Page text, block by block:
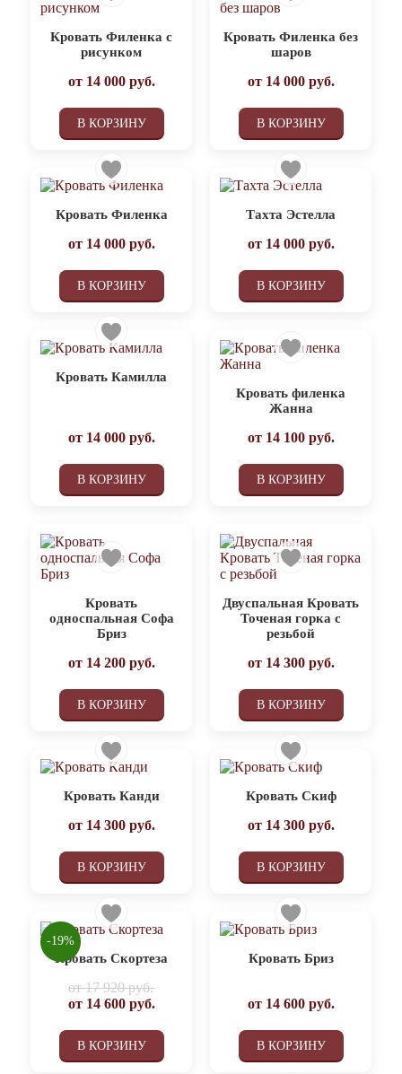
Кровать Филенка с
рисунком
от 14 000руб.
В КОРЗИНУ
Кровать Филенка без
шаров
от 14 000руб.
В КОРЗИНУ
Кровать Филенка
от 14 000руб.
В КОРЗИНУ
Тахта Эстелла
от 14 000руб.
В КОРЗИНУ
Кровать Камилла
от 14 000руб.
В КОРЗИНУ
Кровать филенка
Жанна
от 14 100руб.
В КОРЗИНУ
Кровать
односпальная Софа
Бриз
от 14 200руб.
В КОРЗИНУ
Двуспальная Кровать
Точеная горка с
резьбой
от 14 300руб.
В КОРЗИНУ
Кровать Канди
от 14 300руб.
В КОРЗИНУ
Кровать Скиф
от 14 300руб.
В КОРЗИНУ
Кровать Скортеза
от17 920 руб.
от 14 600руб.
В КОРЗИНУ
-19%
Кровать Бриз
от 14 600руб.
В КОРЗИНУ